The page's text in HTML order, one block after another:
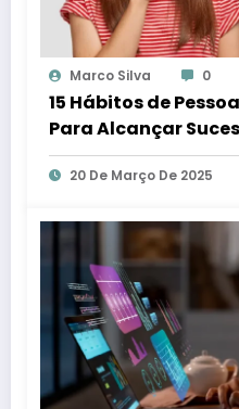
Marco Silva 0
15 Hábitos de
Para Alcançar
20 De Março De 2025